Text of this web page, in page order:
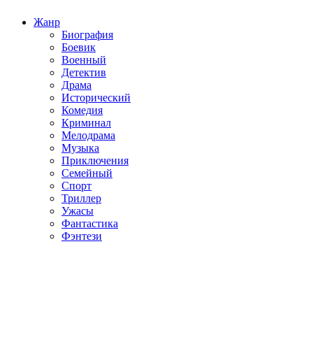
Жанр
Биография
Боевик
Военный
Детектив
Драма
Исторический
Комедия
Криминал
Мелодрама
Музыка
Приключения
Семейный
Спорт
Триллер
Ужасы
Фантастика
Фэнтези